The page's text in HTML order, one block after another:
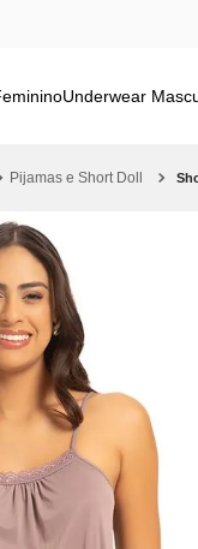
Underwear
Pijamas e Short Doll